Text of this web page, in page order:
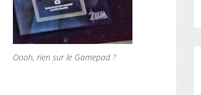
Oooh, rien sur le Gamepad ?